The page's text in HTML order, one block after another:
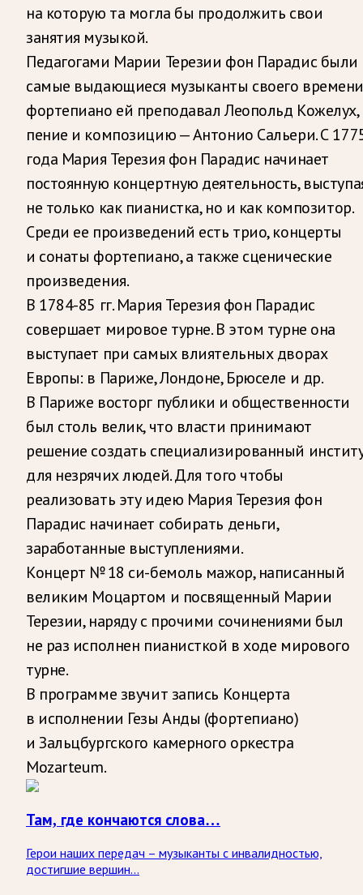
на которую та могла бы продолжить свои
занятия музыкой.
Педагогами Марии Терезии фон Парадис были
самые выдающиеся музыканты своего
фортепиано ей преподавал Леопольд Кожелух,
пение и композицию — Антонио Сальери. С
года Мария Терезия фон Парадис начинает
постоянную концертную деятельность,
не только как пианистка, но и как композитор.
Среди ее произведений есть трио, концерты
и сонаты фортепиано, а также сценические
произведения.
В 1784-85 гг. Мария Терезия фон Парадис
совершает мировое турне. В этом турне она
выступает при самых влиятельных дворах
Европы: в Париже, Лондоне, Брюселе и др.
В Париже восторг публики и общественности
был столь велик, что власти принимают
решение создать специализированный
для незрячих людей. Для того чтобы
реализовать эту идею Мария Терезия фон
Парадис начинает собирать деньги,
заработанные выступлениями.
Концерт № 18 си-бемоль мажор, написанный
великим Моцартом и посвященный Марии
Терезии, наряду с прочими сочинениями был
не раз исполнен пианисткой в ходе мирового
турне.
В программе звучит запись Концерта
в исполнении Гезы Анды (фортепиано)
и Зальцбургского камерного оркестра
Mozarteum.
Там, где кончаются слова…
Герои наших передач – музыканты с инвалидностью,
достигшие вершин...